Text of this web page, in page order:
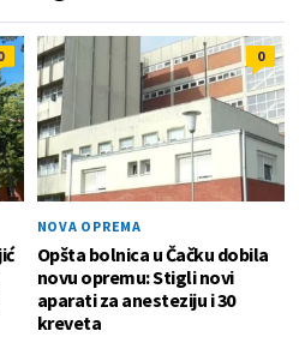
0
NOVA OPREMA
Opšta bolnica u Čačku dobila
novu opremu: Stigli novi
aparati za anesteziju i 30
kreveta